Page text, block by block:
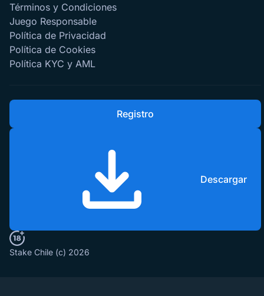
Términos y Condiciones
Juego Responsable
Política de Privacidad
Política de Cookies
Política KYC y AML
Registro
Descargar
Stake Chile (c) 2026